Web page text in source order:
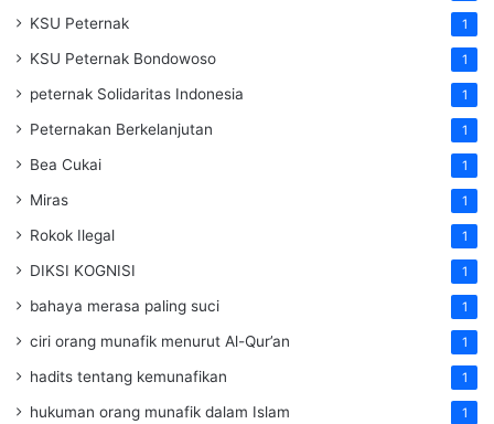
KSU Peternak 1
KSU Peternak Bondowoso 1
peternak Solidaritas Indonesia 1
Peternakan Berkelanjutan 1
Bea Cukai 1
Miras 1
Rokok Ilegal 1
DIKSI KOGNISI 1
bahaya merasa paling suci 1
ciri orang munafik menurut Al-Qur’an 1
hadits tentang kemunafikan 1
hukuman orang munafik dalam Islam 1